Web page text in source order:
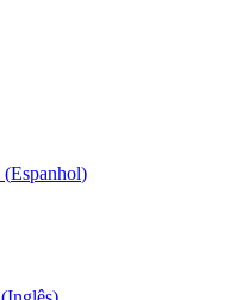
(Espanhol)